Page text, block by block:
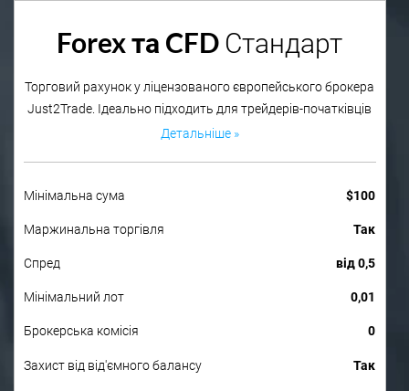
Forex та CFD Стандарт
Торговий рахунок у ліцензованого європейського брокера
Just2Trade. Ідеально підходить для трейдерів-початківців
Детальніше »
Мінімальна сума $100
Маржинальна торгівля Так
Спред від 0,5
Мінімальний лот 0,01
Брокерська комісія 0
Захист від від'ємного балансу Так